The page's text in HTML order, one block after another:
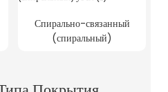
Спирально-связанный
(спиральный)